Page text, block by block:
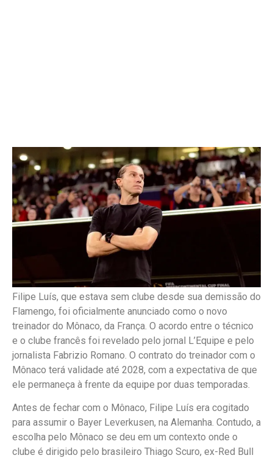
Filipe Luís, que estava sem clube desde sua demissão do
Flamengo, foi oficialmente anunciado como o novo
treinador do Mônaco, da França. O acordo entre o técnico
e o clube francês foi revelado pelo jornal L’Equipe e pelo
jornalista Fabrizio Romano. O contrato do treinador com o
Mônaco terá validade até 2028, com a expectativa de que
ele permaneça à frente da equipe por duas temporadas.
Antes de fechar com o Mônaco, Filipe Luís era cogitado
para assumir o Bayer Leverkusen, na Alemanha. Contudo, a
escolha pelo Mônaco se deu em um contexto onde o
clube é dirigido pelo brasileiro Thiago Scuro, ex-Red Bull